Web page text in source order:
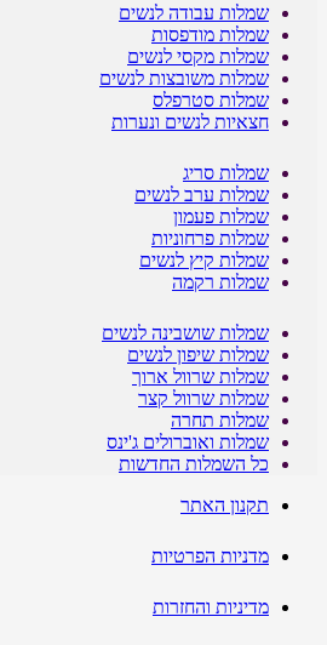
שמלות עבודה לנשים
שמלות מודפסות
שמלות מקסי לנשים
שמלות משובצות לנשים
שמלות סטרפלס
חצאיות לנשים ונערות
שמלות סריג
שמלות ערב לנשים
שמלות פעמון
שמלות פרחוניות
שמלות קיץ לנשים
שמלות רקמה
שמלות שושבינה לנשים
שמלות שיפון לנשים
שמלות שרוול ארוך
שמלות שרוול קצר
שמלות תחרה
שמלות ואוברולים ג'ינס
כל השמלות החדשות
תקנון האתר
מדניות הפרטיות
מדיניות והחזרות